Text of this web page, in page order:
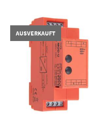
AUSVERKAUFT